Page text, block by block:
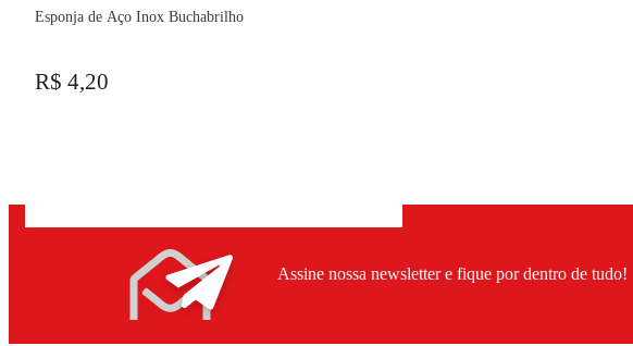
Esponja de Aço Inox Buchabrilho
R$ 4,20
Assine nossa newsletter e fique por dentro de tudo!